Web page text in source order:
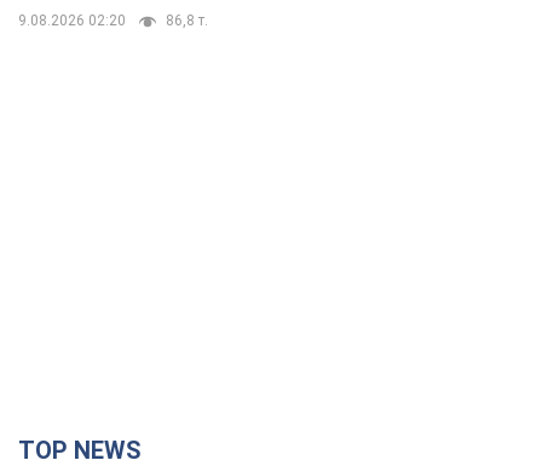
9.08.2026 02:20 86,8 т.
TOP NEWS